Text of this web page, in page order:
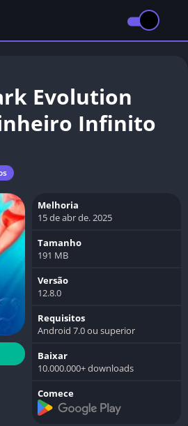
Evolution
Infinito
Melhoria
15 de abr de. 2025
Tamanho
191 MB
Versão
12.8.0
Requisitos
Android 7.0 ou superior
Baixar
10.000.000+ downloads
Comece